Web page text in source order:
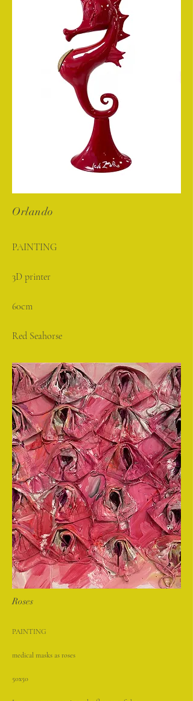
Orlando
PAINTING
3D printer
60cm
Red Seahorse
Roses
PAINTING
medical masks as roses
50x50